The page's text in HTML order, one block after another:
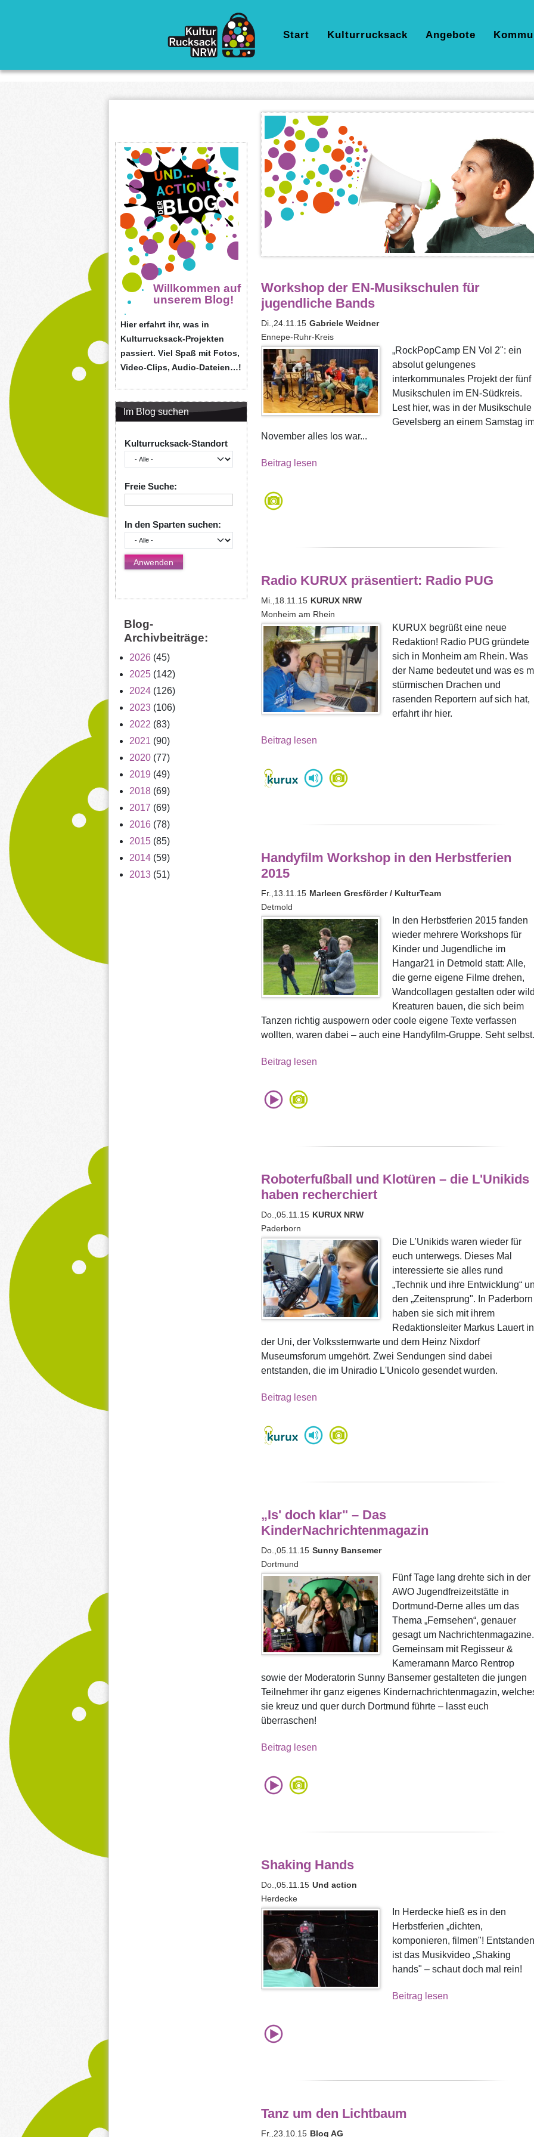
Hauptnavigation
Start Kulturrucksack Angebote
Willkommen auf
unserem Blog!
Hier erfahrt ihr, was in
Kulturrucksack-Projekten
passiert. Viel Spaß mit Fotos,
Video-Clips, Audio-Dateien…!
Im Blog suchen
Kulturrucksack-Standort
Freie Suche:
In den Sparten suchen:
Blog-
Archivbeiträge:
2026 (45)
2025 (142)
2024 (126)
2023 (106)
2022 (83)
2021 (90)
2020 (77)
2019 (49)
2018 (69)
2017 (69)
2016 (78)
2015 (85)
2014 (59)
2013 (51)
Workshop der EN-Musikschulen für
jugendliche Bands
Di.,24.11.15 Gabriele Weidner
Ennepe-Ruhr-Kreis
„RockPopCamp EN Vol 2": ein
absolut gelungenes
interkommunales Projekt der fünf
Musikschulen im EN-Südkreis.
Lest hier, was in der Musikschule
Gevelsberg an einem Samstag
November alles los war...
Beitrag lesen
Radio KURUX präsentiert: Radio PUG
Mi.,18.11.15 KURUX NRW
Monheim am Rhein
KURUX begrüßt eine neue
Redaktion! Radio PUG gründete
sich in Monheim am Rhein. Was
der Name bedeutet und was es
stürmischen Drachen und
rasenden Reportern auf sich hat,
erfahrt ihr hier.
Beitrag lesen
Handyfilm Workshop in den Herbstferien
2015
Fr.,13.11.15 Marleen Gresförder / KulturTeam
Detmold
In den Herbstferien 2015 fanden
wieder mehrere Workshops für
Kinder und Jugendliche im
Hangar21 in Detmold statt: Alle,
die gerne eigene Filme drehen,
Wandcollagen gestalten oder
Kreaturen bauen, die sich beim
Tanzen richtig auspowern oder coole eigene Texte verfassen
wollten, waren dabei – auch eine Handyfilm-Gruppe. Seht
Beitrag lesen
Roboterfußball und Klotüren – die L'Unikids
haben recherchiert
Do.,05.11.15 KURUX NRW
Paderborn
Die L’Unikids waren wieder für
euch unterwegs. Dieses Mal
interessierte sie alles rund
„Technik und ihre Entwicklung“
den „Zeitensprung". In Paderborn
haben sie sich mit ihrem
Redaktionsleiter Markus Lauert in
der Uni, der Volkssternwarte und dem Heinz Nixdorf
Museumsforum umgehört. Zwei Sendungen sind dabei
entstanden, die im Uniradio L'Unicolo gesendet wurden.
Beitrag lesen
„Is' doch klar" – Das
KinderNachrichtenmagazin
Do.,05.11.15 Sunny Bansemer
Dortmund
Fünf Tage lang drehte sich in der
AWO Jugendfreizeitstätte in
Dortmund-Derne alles um das
Thema „Fernsehen“, genauer
gesagt um Nachrichtenmagazine.
Gemeinsam mit Regisseur &
Kameramann Marco Rentrop
sowie der Moderatorin Sunny Bansemer gestalteten die jungen
Teilnehmer ihr ganz eigenes Kindernachrichtenmagazin,
sie kreuz und quer durch Dortmund führte – lasst euch
überraschen!
Beitrag lesen
Shaking Hands
Do.,05.11.15 Und action
Herdecke
In Herdecke hieß es in den
Herbstferien „dichten,
komponieren, filmen"! Entstanden
ist das Musikvideo „Shaking
hands" – schaut doch mal rein!
Beitrag lesen
Tanz um den Lichtbaum
Fr.,23.10.15 Blog AG